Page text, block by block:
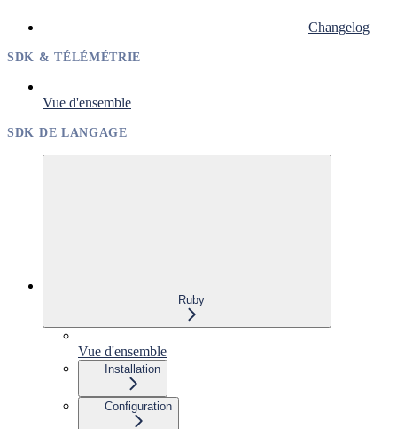
Changelog
SDK & TÉLÉMÉTRIE
Vue d'ensemble
SDK DE LANGAGE
Ruby
Vue d'ensemble
Installation
Configuration